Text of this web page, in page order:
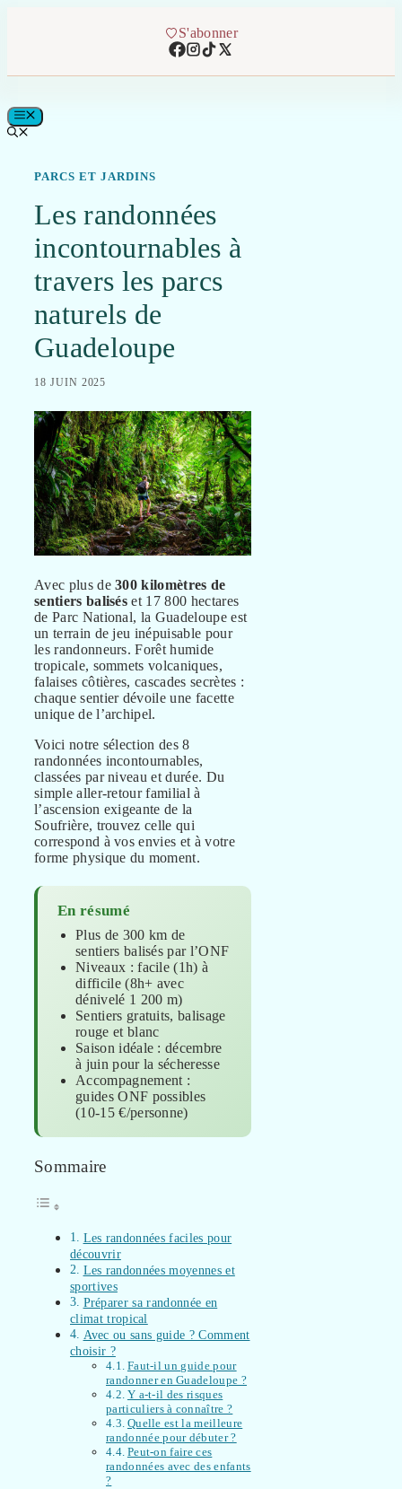
S'abonner
MENU
PARCS ET JARDINS
Les randonnées
incontournables à
travers les parcs
naturels de
Guadeloupe
18 JUIN 2025
Avec plus de300 kilomètres de
sentiers balisés et 17 800 hectares
de Parc National, la Guadeloupe est
un terrain de jeu inépuisable pour
les randonneurs. Forêt humide
tropicale, sommets volcaniques,
falaises côtières, cascades secrètes :
chaque sentier dévoile une facette
unique de l’archipel.
Voici notre sélection des 8
randonnées incontournables,
classées par niveau et durée. Du
simple aller-retour familial à
l’ascension exigeante de la
Soufrière, trouvez celle qui
correspond à vos envies et à votre
forme physique du moment.
En résumé
Plus de 300 km de
sentiers balisés par l’ONF
Niveaux : facile (1h) à
difficile (8h+ avec
dénivelé 1 200 m)
Sentiers gratuits, balisage
rouge et blanc
Saison idéale : décembre
à juin pour la sécheresse
Accompagnement :
guides ONF possibles
(10-15 €/personne)
Sommaire
Les randonnées faciles pour
découvrir
Les randonnées moyennes et
sportives
Préparer sa randonnée en
climat tropical
Avec ou sans guide ? Comment
choisir ?
Faut-il un guide pour
randonner en Guadeloupe ?
Y a-t-il des risques
particuliers à connaître ?
Quelle est la meilleure
randonnée pour débuter ?
Peut-on faire ces
randonnées avec des enfants
?